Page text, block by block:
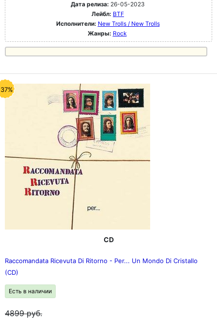
Дата релиза: 26-05-2023
Лейбл: BTF
Исполнители: New Trolls / New Trolls
Жанры: Rock
CD
Raccomandata Ricevuta Di Ritorno - Per... Un Mondo Di Cristallo
(CD)
Есть в наличии
4899руб.